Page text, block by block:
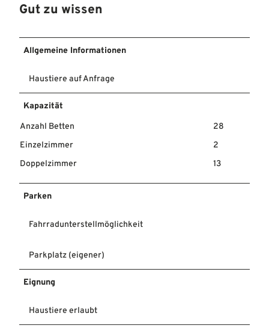
Gut zu wissen
Allgemeine Informationen
Haustiere auf Anfrage
Kapazität
Anzahl Betten
28
Einzelzimmer
2
Doppelzimmer
13
Parken
Fahrradunterstellmöglichkeit
Parkplatz (eigener)
Eignung
Haustiere erlaubt